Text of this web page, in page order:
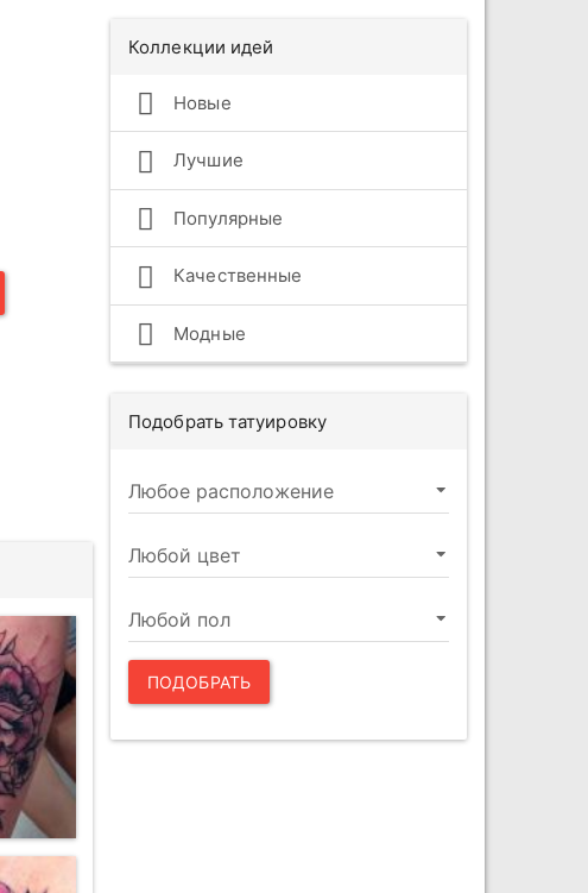
Коллекции идей
Новые
Лучшие
Популярные
Качественные
Модные
Подобрать татуировку
ПОДОБРАТЬ